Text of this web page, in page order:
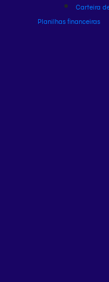
Carteira
Planilhas financeiras